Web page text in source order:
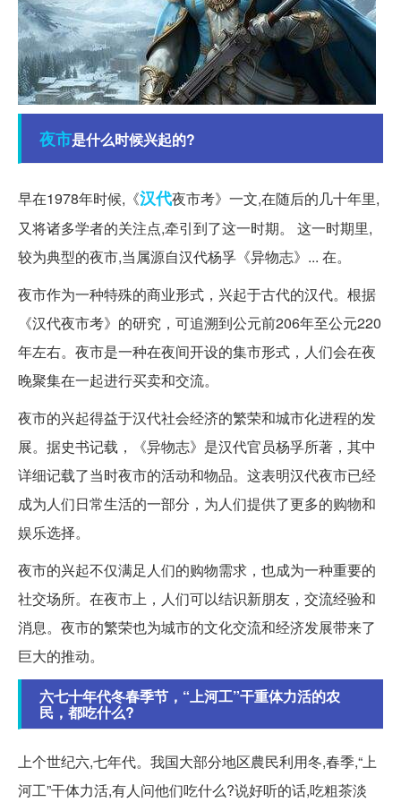
夜市是什么时候兴起的?
早在1978年时候,《汉代夜市考》一文,在随后的几十年里,
又将诸多学者的关注点,牵引到了这一时期。 这一时期里,
较为典型的夜市,当属源自汉代杨孚《异物志》... 在。
夜市作为一种特殊的商业形式，兴起于古代的汉代。根据
《汉代夜市考》的研究，可追溯到公元前206年至公元220
年左右。夜市是一种在夜间开设的集市形式，人们会在夜
晚聚集在一起进行买卖和交流。
夜市的兴起得益于汉代社会经济的繁荣和城市化进程的发
展。据史书记载，《异物志》是汉代官员杨孚所著，其中
详细记载了当时夜市的活动和物品。这表明汉代夜市已经
成为人们日常生活的一部分，为人们提供了更多的购物和
娱乐选择。
夜市的兴起不仅满足人们的购物需求，也成为一种重要的
社交场所。在夜市上，人们可以结识新朋友，交流经验和
消息。夜市的繁荣也为城市的文化交流和经济发展带来了
巨大的推动。
六七十年代冬春季节，“上河工”干重体力活的农
民，都吃什么?
上个世纪六,七年代。我国大部分地区農民利用冬,春季,“上
河工”干体力活,有人问他们吃什么?说好听的话,吃粗茶淡